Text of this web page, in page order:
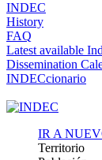
INDEC
History
FAQ
Latest available
Dissemination
INDECcionario
IR A
Territorio